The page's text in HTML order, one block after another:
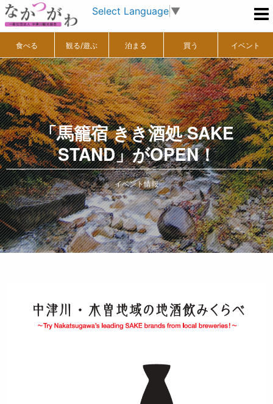
Select Language ▼
食べる 観る/遊ぶ 泊まる 買う イベント
「馬籠宿 きき酒処 SAKE
STAND」がOPEN！
イベント情報